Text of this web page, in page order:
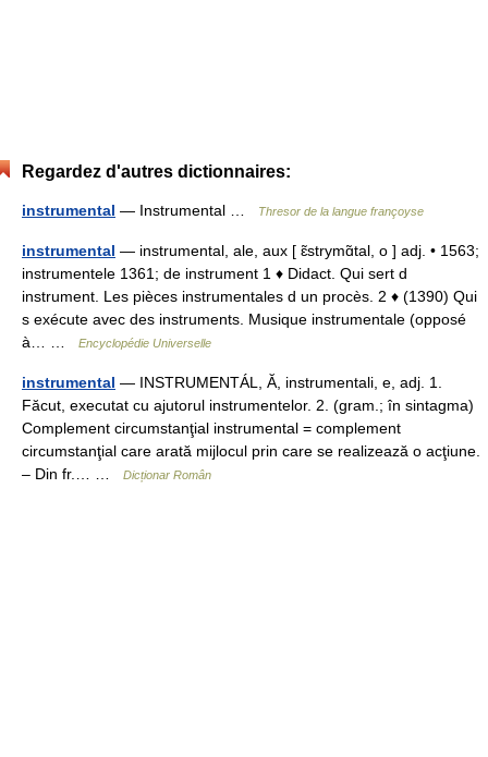
Regardez d'autres dictionnaires:
instrumental — Instrumental … Thresor de la langue françoyse
instrumental — instrumental, ale, aux [ ɛ̃strymɑ̃tal, o ] adj. • 1563;
instrumentele 1361; de instrument 1 ♦ Didact. Qui sert d
instrument. Les pièces instrumentales d un procès. 2 ♦ (1390) Qui
s exécute avec des instruments. Musique instrumentale (opposé
à… …
Encyclopédie Universelle
instrumental — INSTRUMENTÁL, Ă, instrumentali, e, adj. 1.
Făcut, executat cu ajutorul instrumentelor. 2. (gram.; în sintagma)
Complement circumstanţial instrumental = complement
circumstanţial care arată mijlocul prin care se realizează o acţiune.
– Din fr.… …
Dicționar Român